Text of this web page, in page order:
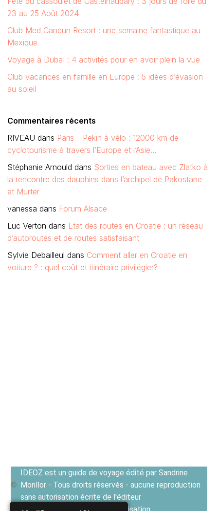
23 au 25 Août 2024
Club Med Cancun Resort : une semaine fantastique au
Mexique
Voyage à Dubaï : 4 activités pour en avoir plein la vue
Club vacances en famille en Europe : 5 idées d’évasion
au soleil
Commentaires récents
RIVEAU dans Paris – Pekin à vélo : 12000 km de
cyclotourisme à travers l’Europe et l’Asie…
Stéphanie Arnould dans Sorties en bateau avec Zlatko à
la rencontre des dauphins dans l’archipel de Pakostane
et Murter
vanessa dans Forum Alsace
Luc Verton dans Etat des routes en Croatie : un réseau
d’autoroutes et de routes satisfaisant
Sylvie Debailleul dans Comment aller en Croatie en
voiture ? : quel coût et itinéraire privilégier?
IDEOZ est un guide de voyage édité par Sandrine
Monllor - Tous droits réservés - aucune reproduction
sans autorisation écrite de l'éditeur
Voir les Conditions générales d'utilisation